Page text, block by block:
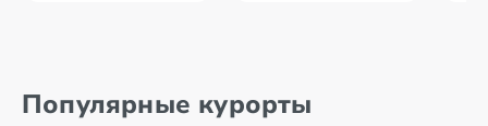
Популярные курорты